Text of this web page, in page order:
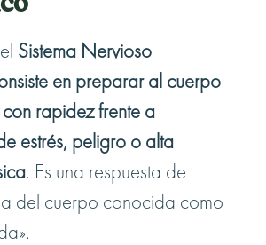
Sistema Nervioso
en preparar al cuerpo
rapidez frente a
estrés, peligro o alta
. Es una respuesta de
del cuerpo conocida como